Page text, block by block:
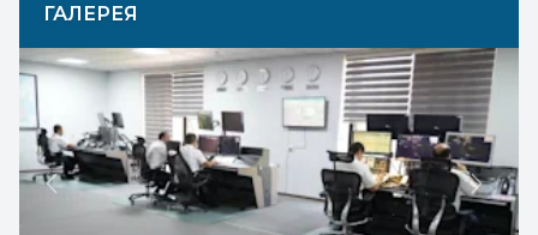
ГАЛЕРЕЯ
Previous Next